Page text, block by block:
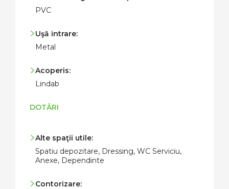
PVC
Uşă intrare:
Metal
Acoperis:
Lindab
DOTĂRI
Alte spaţii utile:
Spatiu depozitare, Dressing, WC Serviciu,
Anexe, Dependinte
Contorizare: